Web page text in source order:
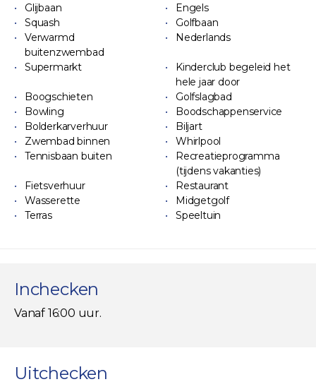
Glijbaan
Engels
Squash
Golfbaan
Verwarmd
buitenzwembad
Nederlands
Supermarkt
Kinderclub begeleid het
hele jaar door
Boogschieten
Golfslagbad
Bowling
Boodschappenservice
Bolderkarverhuur
Biljart
Zwembad binnen
Whirlpool
Tennisbaan buiten
Recreatieprogramma
(tijdens vakanties)
Fietsverhuur
Restaurant
Wasserette
Midgetgolf
Terras
Speeltuin
Inchecken
Vanaf 16:00 uur.
Uitchecken